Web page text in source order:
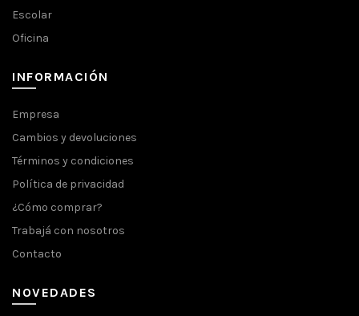
Escolar
Oficina
INFORMACIÓN
Empresa
Cambios y devoluciones
Términos y condiciones
Política de privacidad
¿Cómo comprar?
Trabajá con nosotros
Contacto
NOVEDADES